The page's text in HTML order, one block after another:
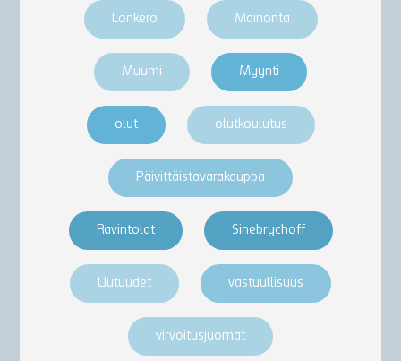
Lonkero Mainonta
Muumi Myynti
olut olutkoulutus
Päivittäistavarakauppa
Ravintolat Sinebrychoff
Uutuudet vastuullisuus
virvoitusjuomat